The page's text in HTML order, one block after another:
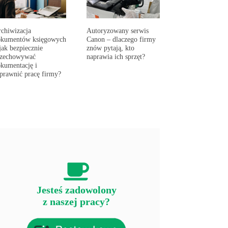
księgowych
bezpiecznie
i
pracę firmy?
Autoryzowany serwis
Canon – dlaczego firmy
znów pytają, kto
naprawia ich sprzęt?
Jesteś zadowolony
z naszej pracy?